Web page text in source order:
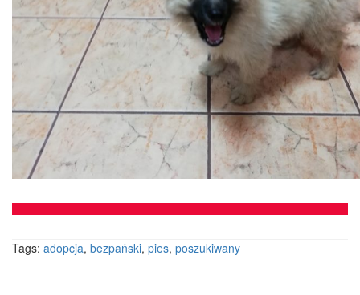
Tags: adopcja, bezpański, pies, poszukiwany